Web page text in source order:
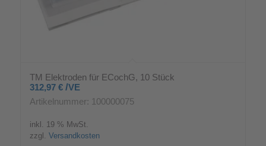
TM Elektroden für ECochG, 10 Stück
312,97 € /VE
Artikelnummer: 100000075
inkl. 19 % MwSt.
zzgl. Versandkosten